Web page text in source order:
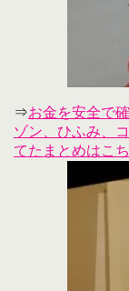
⇒お金を安全で
ゾン、ひふみ、
てたまとめはこ